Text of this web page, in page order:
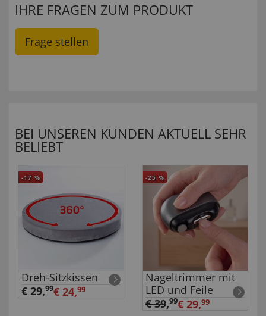
IHRE FRAGEN ZUM PRODUKT
Frage stellen
BEI UNSEREN KUNDEN AKTUELL SEHR
BELIEBT
-17 %
Dreh-Sitzkissen
€ 29,99€ 24,99
-25 %
Nageltrimmer mit
LED und Feile
€ 39,99€ 29,99